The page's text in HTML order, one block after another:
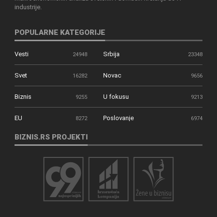
industrije.
POPULARNE KATEGORIJE
Vesti 24948 Srbija 23348
Svet 16282 Novac 9656
Biznis 9255 U fokusu 9213
EU 8272 Poslovanje 6974
BIZNIS.RS PROJEKTI